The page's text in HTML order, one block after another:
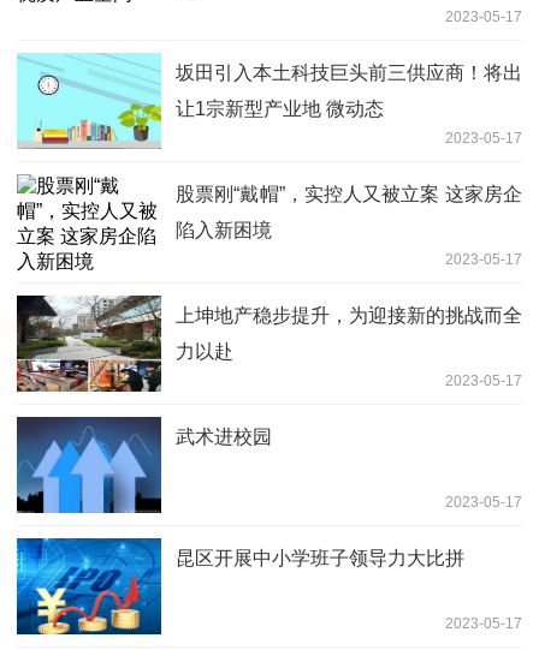
2023-05-17
坂田引入本土科技巨头前三供应商！将出
让1宗新型产业地 微动态
2023-05-17
股票刚“戴帽”，实控人又被立案 这家房企
陷入新困境
2023-05-17
上坤地产稳步提升，为迎接新的挑战而全
力以赴
2023-05-17
武术进校园
2023-05-17
昆区开展中小学班子领导力大比拼
2023-05-17